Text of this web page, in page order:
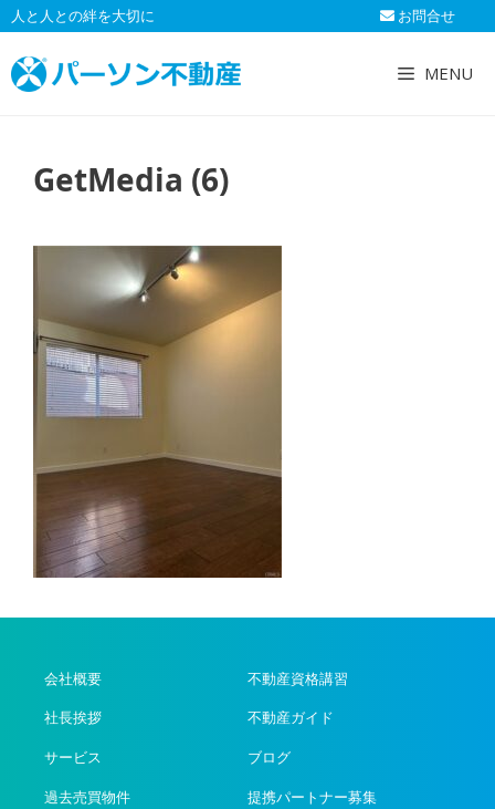
コ
ン
テ
ン
人と人との絆を大切に お問合せ
MENU
GetMedia (6)
会社概要
社長挨拶
サービス
過去売買物件
不動産資格講習
不動産ガイド
ブログ
提携パートナー募集